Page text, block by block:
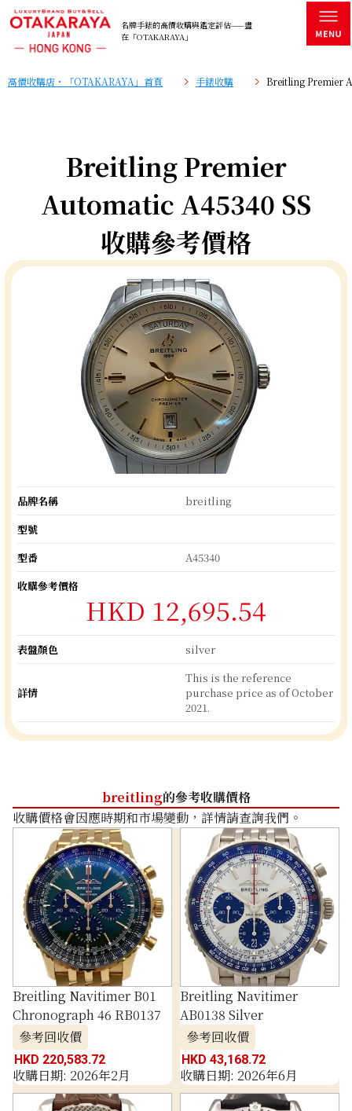
名牌手錶的高價收購與鑑定評估——盡
在「OTAKARAYA」
高價收購店・「OTAKARAYA」首頁 手錶收購 Breitling Premier
Breitling Premier
Automatic A45340 SS
收購參考價格
品牌名稱
breitling
型號
型番
A45340
收購參考價格
HKD 12,695.54
表盤顏色 silver
詳情
This is the reference
purchase price as of October
2021.
breitling的參考收購價格
收購價格會因應時期和市場變動，詳情請查詢我們。
Breitling Navitimer B01
Chronograph 46 RB0137
參考回收價
HKD 220,583.72
收購日期: 2026年2月
Breitling Navitimer
AB0138 Silver
參考回收價
HKD 43,168.72
收購日期: 2026年6月